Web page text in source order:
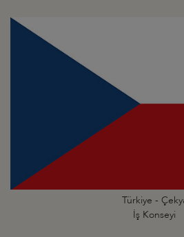
Türkiye -
İş Konseyi